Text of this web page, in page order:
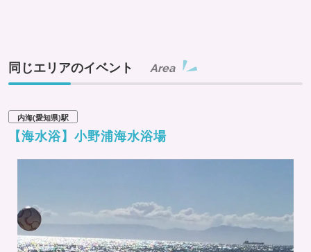
同じエリアのイベント Area
内海(愛知県)駅
【海水浴】小野浦海水浴場